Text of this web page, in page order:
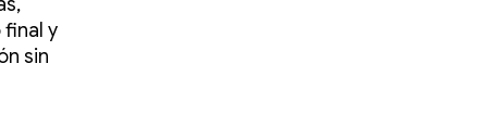
y
sin